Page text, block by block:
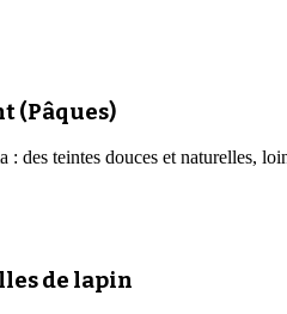
(Pâques)
des teintes douces et naturelles,
de lapin